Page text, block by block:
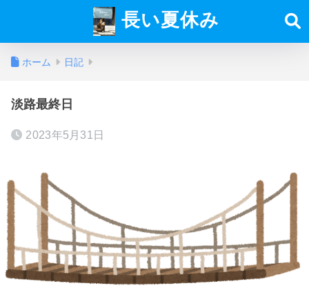
長い夏休み
ホーム 日記
淡路最終日
2023年5月31日